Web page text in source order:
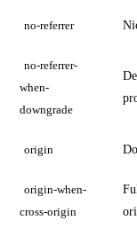
no-referrer
no-referrer-
when-
downgrade
origin
origin-when-
cross-origin